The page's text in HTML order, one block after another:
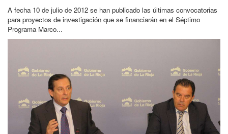
de
publicación:
A fecha 10 de julio de 2012 se han publicado las últimas convocatorias
para proyectos de investigación que se financiarán en el Séptimo
Programa Marco...